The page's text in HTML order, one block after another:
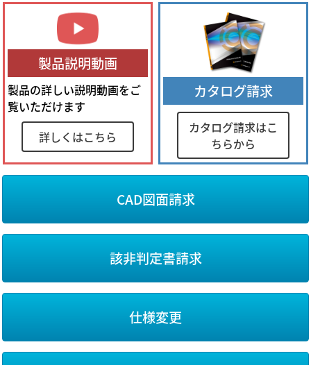
製品説明動画
製品の詳しい説明動画をご
覧いただけます
詳しくはこちら
カタログ請求
カタログ請求はこ
ちらから
CAD図面請求
該非判定書請求
仕様変更